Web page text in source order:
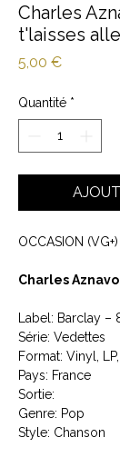
Charles
t'laisses
5,00 €Prix
Quantité *
OCCASION
Charles
Label: Barclay ‎–
Série: Vedettes
Format: Vinyl,
Pays: France
Sortie:
Genre: Pop
Style: Chanson